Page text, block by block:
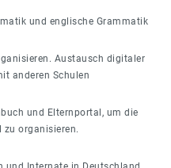
und englische Grammatik
Austausch digitaler
anderen Schulen
und Elternportal, um die
organisieren.